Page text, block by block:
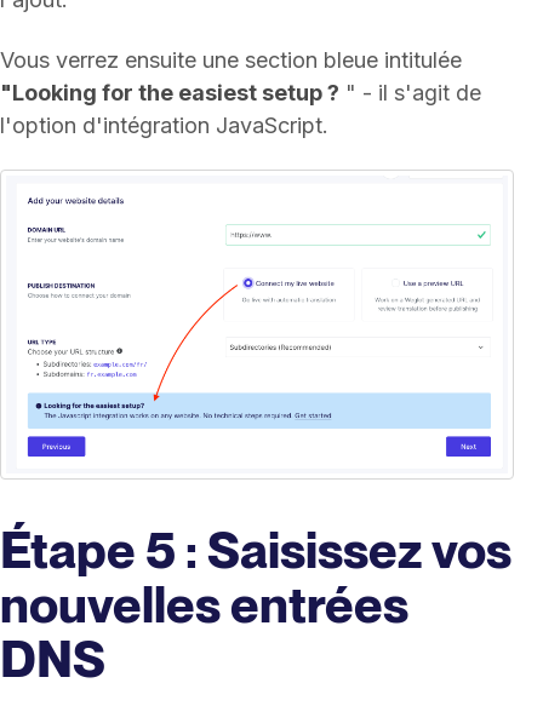
Vous verrez ensuite une section bleue intitulée
"Looking for the easiest setup ? " - il s'agit de
l'option d'intégration JavaScript.
Étape 5 : Saisissez vos
nouvelles entrées
DNS